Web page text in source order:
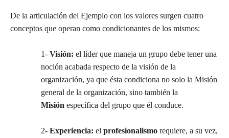
De la articulación del Ejemplo con los valores surgen cuatro
conceptos que operan como condicionantes de los mismos:
1- Visión: el líder que maneja un grupo debe tener una
noción acabada respecto de la visión de la
organización, ya que ésta condiciona no solo la Misión
general de la organización, sino también la
Misión específica del grupo que él conduce.
2- Experiencia: el profesionalismo requiere, a su vez,